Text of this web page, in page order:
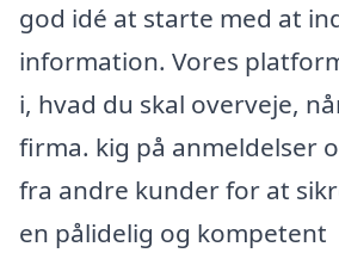
god idé at starte med at
information. Vores
i, hvad du skal overveje,
firma. kig på anmeldelser
fra andre kunder for at
en pålidelig og kompetent